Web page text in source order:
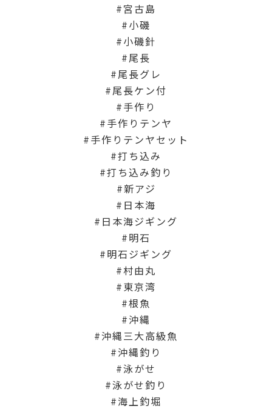
宮古島
小磯
小磯針
尾長
尾長グレ
尾長ケン付
手作り
手作りテンヤ
手作りテンヤセット
打ち込み
打ち込み釣り
新アジ
日本海
日本海ジギング
明石
明石ジギング
村由丸
東京湾
根魚
沖縄
沖縄三大高級魚
沖縄釣り
泳がせ
泳がせ釣り
海上釣堀